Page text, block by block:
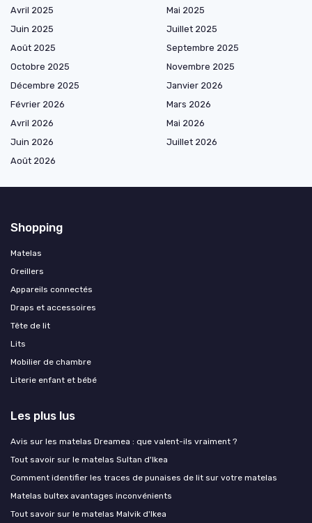
Avril 2025
Mai 2025
Juin 2025
Juillet 2025
Août 2025
Septembre 2025
Octobre 2025
Novembre 2025
Décembre 2025
Janvier 2026
Février 2026
Mars 2026
Avril 2026
Mai 2026
Juin 2026
Juillet 2026
Août 2026
Shopping
Matelas
Oreillers
Appareils connectés
Draps et accessoires
Tête de lit
Lits
Mobilier de chambre
Literie enfant et bébé
Les plus lus
Avis sur les matelas Dreamea : que valent-ils vraiment ?
Tout savoir sur le matelas Sultan d'Ikea
Comment identifier les traces de punaises de lit sur votre matelas
Matelas bultex avantages inconvénients
Tout savoir sur le matelas Malvik d'Ikea